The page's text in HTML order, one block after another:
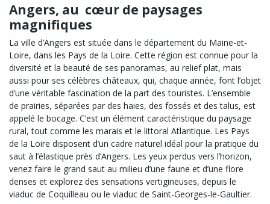
Angers, au cœur de paysages
magnifiques
La ville d’Angers est située dans le département du Maine-et-
Loire, dans les Pays de la Loire. Cette région est connue pour la
diversité et la beauté de ses panoramas, au relief plat, mais
aussi pour ses célèbres châteaux, qui, chaque année, font l’objet
d’une véritable fascination de la part des touristes. L’ensemble
de prairies, séparées par des haies, des fossés et des talus, est
appelé le bocage. C’est un élément caractéristique du paysage
rural, tout comme les marais et le littoral Atlantique. Les Pays
de la Loire disposent d’un cadre naturel idéal pour la pratique du
saut à l’élastique près d’Angers. Les yeux perdus vers l’horizon,
venez faire le grand saut au milieu d’une faune et d’une flore
denses et explorez des sensations vertigineuses, depuis le
viaduc de Coquilleau ou le viaduc de Saint-Georges-le-Gaultier.